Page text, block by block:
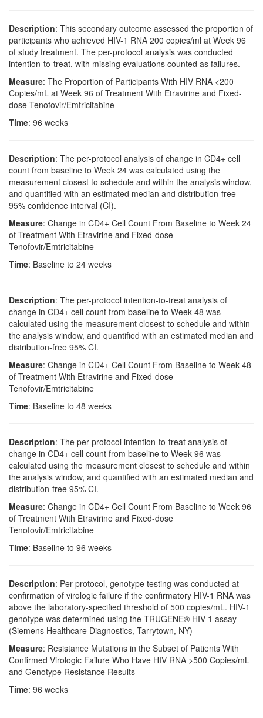
Description: This secondary outcome assessed the proportion of
participants who achieved HIV-1 RNA 200 copies/ml at Week 96
of study treatment. The per-protocol analysis was conducted
intention-to-treat, with missing evaluations counted as failures.
Measure: The Proportion of Participants With HIV RNA <200
Copies/mL at Week 96 of Treatment With Etravirine and Fixed-
dose Tenofovir/Emtricitabine
Time: 96 weeks
Description: The per-protocol analysis of change in CD4+ cell
count from baseline to Week 24 was calculated using the
measurement closest to schedule and within the analysis window,
and quantified with an estimated median and distribution-free
95% confidence interval (CI).
Measure: Change in CD4+ Cell Count From Baseline to Week 24
of Treatment With Etravirine and Fixed-dose
Tenofovir/Emtricitabine
Time: Baseline to 24 weeks
Description: The per-protocol intention-to-treat analysis of
change in CD4+ cell count from baseline to Week 48 was
calculated using the measurement closest to schedule and within
the analysis window, and quantified with an estimated median and
distribution-free 95% CI.
Measure: Change in CD4+ Cell Count From Baseline to Week 48
of Treatment With Etravirine and Fixed-dose
Tenofovir/Emtricitabine
Time: Baseline to 48 weeks
Description: The per-protocol intention-to-treat analysis of
change in CD4+ cell count from baseline to Week 96 was
calculated using the measurement closest to schedule and within
the analysis window, and quantified with an estimated median and
distribution-free 95% CI.
Measure: Change in CD4+ Cell Count From Baseline to Week 96
of Treatment With Etravirine and Fixed-dose
Tenofovir/Emtricitabine
Time: Baseline to 96 weeks
Description: Per-protocol, genotype testing was conducted at
confirmation of virologic failure if the confirmatory HIV-1 RNA was
above the laboratory-specified threshold of 500 copies/mL. HIV-1
genotype was determined using the TRUGENE® HIV-1 assay
(Siemens Healthcare Diagnostics, Tarrytown, NY)
Measure: Resistance Mutations in the Subset of Patients With
Confirmed Virologic Failure Who Have HIV RNA >500 Copies/mL
and Genotype Resistance Results
Time: 96 weeks